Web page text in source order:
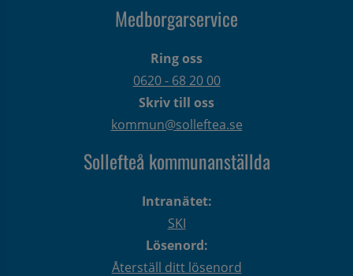
Medborgarservice
Ring oss
0620 - 68 20 00
Skriv till oss
kommun@solleftea.se
Sollefteå kommunanställda
Intranätet:
SKI
Lösenord:
Återställ ditt lösenord